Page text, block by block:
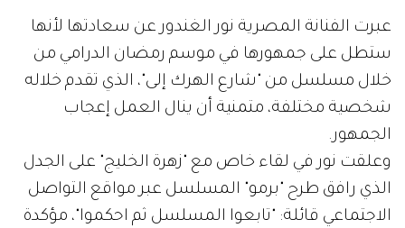
عبرت الفنانة المصرية نور الغندور عن سعادتها لأنها
ستطل على جمهورها في موسم رمضان الدرامي من
خلال مسلسل من "شارع الهرك إلى"، الذي تقدم خلاله
شخصية مختلفة، متمنية أن ينال العمل إعجاب
الجمهور.
وعلقت نور في لقاء خاص مع "زهرة الخليج" على الجدل
الذي رافق طرح "برمو" المسلسل عبر مواقع التواصل
الاجتماعي قائلة: "تابعوا المسلسل ثم احكموا"، مؤكدة